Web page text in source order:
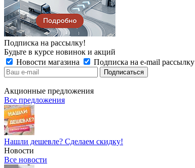
Подписка на рассылку!
Будьте в курсе новинок и акций
Новости магазина
Подписка на e-mail рассылку
Акционные предложения
Все предложения
Нашли дешевле? Сделаем скидку!
Новости
Все новости